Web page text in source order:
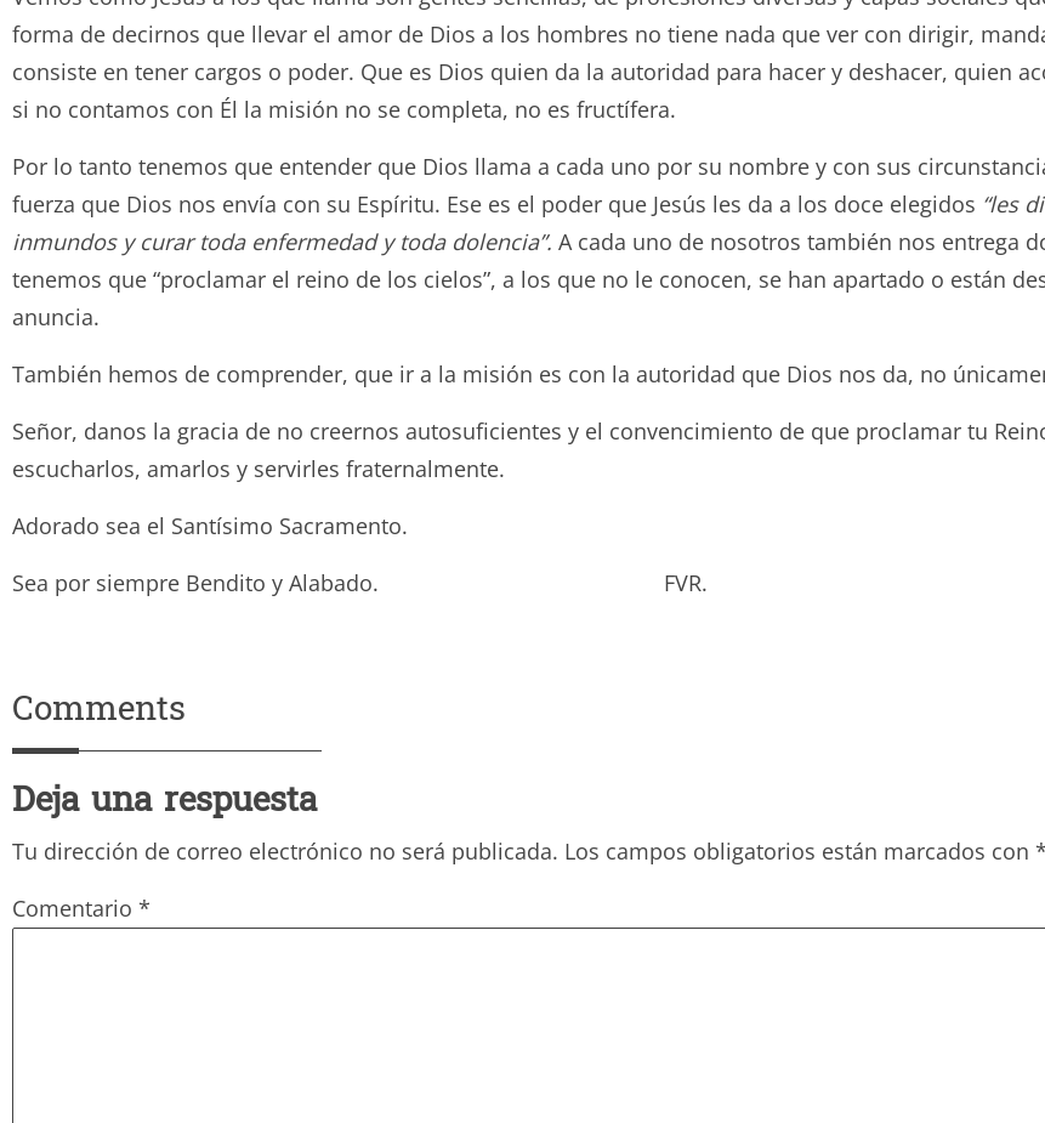
forma de decirnos que llevar el amor de Dios a los hombres no tiene nada que ver con dirigir,
consiste en tener cargos o poder. Que es Dios quien da la autoridad para hacer y deshacer, quien
si no contamos con Él la misión no se completa, no es fructífera.
Por lo tanto tenemos que entender que Dios llama a cada uno por su nombre y con sus
fuerza que Dios nos envía con su Espíritu. Ese es el poder que Jesús les da a los doce elegidos “les
inmundos y curar toda enfermedad y toda dolencia”. A cada uno de nosotros también nos entrega
tenemos que “proclamar el reino de los cielos”, a los que no le conocen, se han apartado o están
anuncia.
También hemos de comprender, que ir a la misión es con la autoridad que Dios nos da, no
Señor, danos la gracia de no creernos autosuficientes y el convencimiento de que proclamar tu
escucharlos, amarlos y servirles fraternalmente.
Adorado sea el Santísimo Sacramento.
Sea por siempre Bendito y Alabado. FVR.
Comments
Deja una respuesta
Tu dirección de correo electrónico no será publicada. Los campos obligatorios están marcados con *
Comentario *